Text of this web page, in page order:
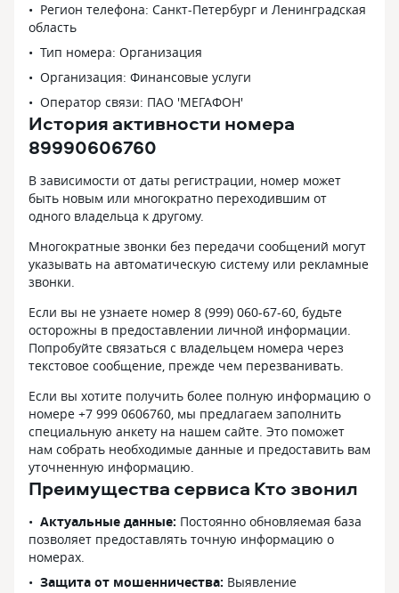
Регион телефона: Санкт-Петербург и Ленинградская
область
Тип номера: Организация
Организация: Финансовые услуги
Оператор связи: ПАО 'МЕГАФОН'
История активности номера
89990606760
В зависимости от даты регистрации, номер может
быть новым или многократно переходившим от
одного владельца к другому.
Многократные звонки без передачи сообщений могут
указывать на автоматическую систему или рекламные
звонки.
Если вы не узнаете номер 8 (999) 060-67-60, будьте
осторожны в предоставлении личной информации.
Попробуйте связаться с владельцем номера через
текстовое сообщение, прежде чем перезванивать.
Если вы хотите получить более полную информацию о
номере +7 999 0606760, мы предлагаем заполнить
специальную анкету на нашем сайте. Это поможет
нам собрать необходимые данные и предоставить вам
уточненную информацию.
Преимущества сервиса Кто звонил
Актуальные данные: Постоянно обновляемая база
позволяет предоставлять точную информацию о
номерах.
Защита от мошенничества: Выявление